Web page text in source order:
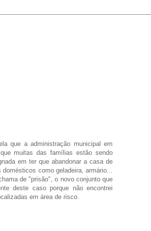
que a administração municipal em
muitas das famílias estão sendo
em ter que abandonar a casa de
como geladeira, armário...
de "prisão", o novo conjunto que
deste caso porque não encontrei
em área de risco.